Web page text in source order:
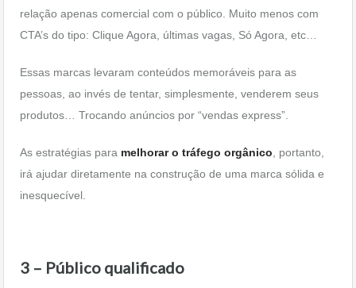
relação apenas comercial com o público. Muito menos com
CTA’s do tipo: Clique Agora, últimas vagas, Só Agora, etc…
Essas marcas levaram conteúdos memoráveis para as
pessoas, ao invés de tentar, simplesmente, venderem seus
produtos… Trocando anúncios por “vendas express”.
As estratégias para melhorar o tráfego orgânico, portanto,
irá ajudar diretamente na construção de uma marca sólida e
inesquecível.
3 – Público qualificado